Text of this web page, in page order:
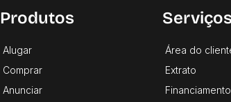
Produtos
Alugar
Comprar
Anunciar
Serviços
Área do
Extrato
Financiamento